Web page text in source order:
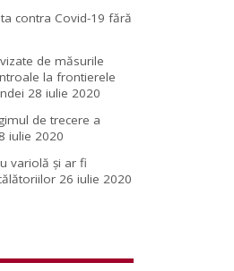
contra Covid-19 fără
de măsurile
la frontierele
28 iulie 2020
de trecere a
iulie 2020
variolă şi ar fi
26 iulie 2020